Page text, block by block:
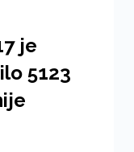
je
5123